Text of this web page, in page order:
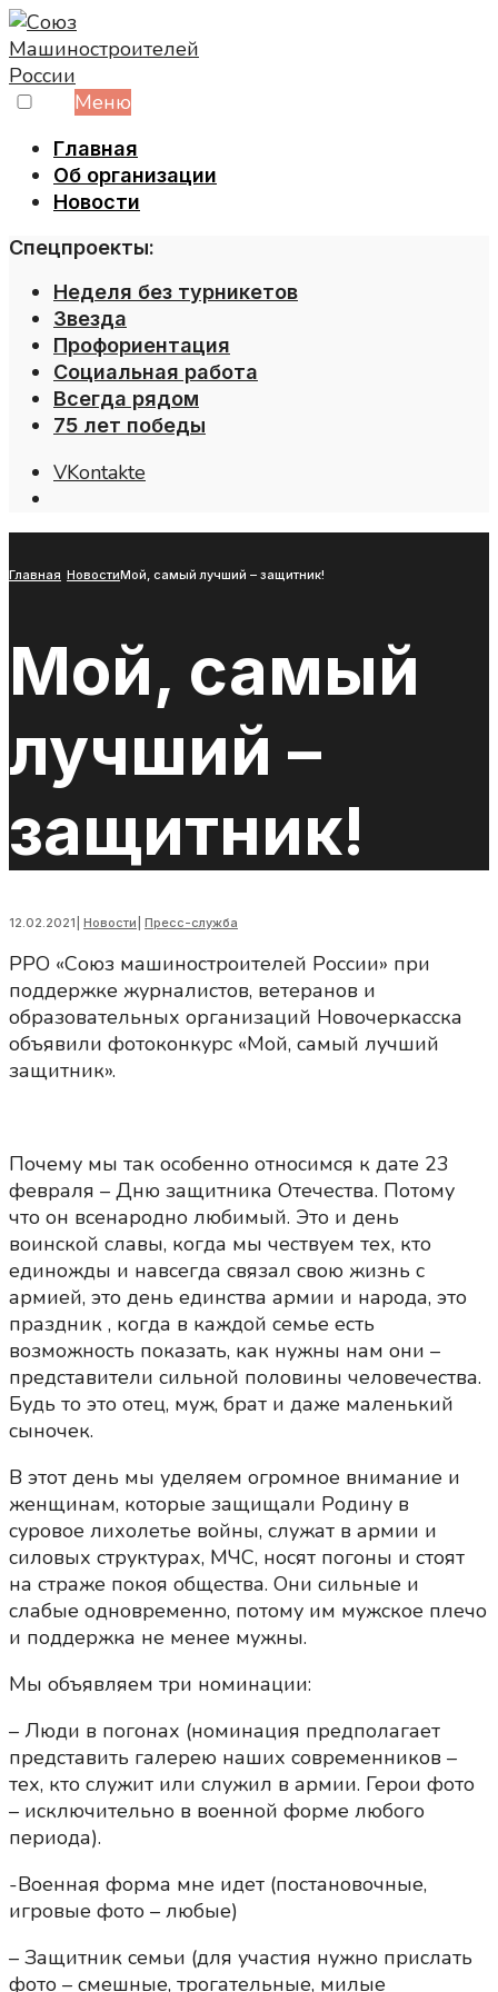
Skip
to
content
Меню
Главная
Об организации
Новости
Спецпроекты:
Неделя без турникетов
Звезда
Профориентация
Социальная работа
Всегда рядом
75 лет победы
VKontakte
Главная НовостиМой, самый лучший – защитник!
Мой, самый
лучший –
защитник!
12.02.2021 Новости Пресс-служба
РРО «Союз машиностроителей России» при
поддержке журналистов, ветеранов и
образовательных организаций Новочеркасска
объявили фотоконкурс «Мой, самый лучший
защитник».
Почему мы так особенно относимся к дате 23
февраля – Дню защитника Отечества. Потому
что он всенародно любимый. Это и день
воинской славы, когда мы чествуем тех, кто
единожды и навсегда связал свою жизнь с
армией, это день единства армии и народа, это
праздник , когда в каждой семье есть
возможность показать, как нужны нам они –
представители сильной половины человечества.
Будь то это отец, муж, брат и даже маленький
сыночек.
В этот день мы уделяем огромное внимание и
женщинам, которые защищали Родину в
суровое лихолетье войны, служат в армии и
силовых структурах, МЧС, носят погоны и стоят
на страже покоя общества. Они сильные и
слабые одновременно, потому им мужское плечо
и поддержка не менее мужны.
Мы объявляем три номинации:
– Люди в погонах (номинация предполагает
представить галерею наших современников –
тех, кто служит или служил в армии. Герои фото
– исключительно в военной форме любого
периода).
-Военная форма мне идет (постановочные,
игровые фото – любые)
– Защитник семьи (для участия нужно прислать
фото – смешные, трогательные, милые